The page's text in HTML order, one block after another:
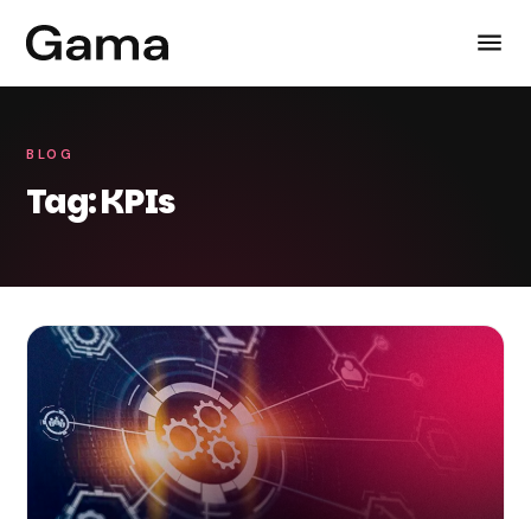
BLOG
Tag: KPIs